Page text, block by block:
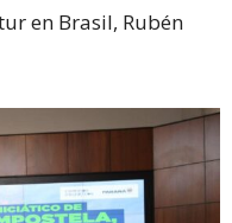
en Brasil, Rubén